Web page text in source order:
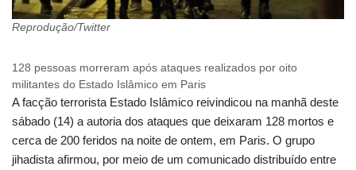
Reprodução/Twitter
128 pessoas morreram após ataques realizados por oito
militantes do Estado Islâmico em Paris
A facção terrorista Estado Islâmico reivindicou na manhã deste
sábado (14) a autoria dos ataques que deixaram 128 mortos e
cerca de 200 feridos na noite de ontem, em Paris. O grupo
jihadista afirmou, por meio de um comunicado distribuído entre